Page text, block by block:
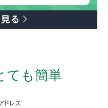
ても簡単